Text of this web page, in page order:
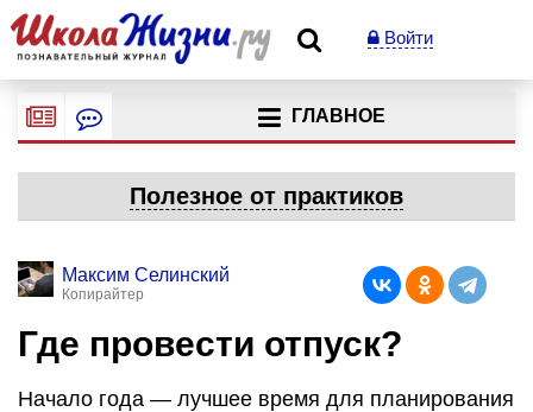
Войти
ГЛАВНОЕ
Полезное от практиков
Максим Селинский
Копирайтер
Где провести отпуск?
Начало года — лучшее время для планирования